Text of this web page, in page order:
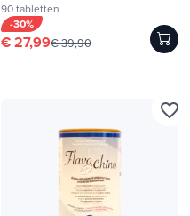
90 tabletten
-30%
€ 27,99€ 39,90
favorite_border